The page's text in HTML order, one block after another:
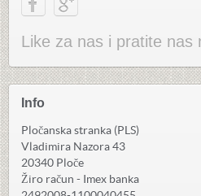
Like za nas i pratite nas
Info
Pločanska stranka (PLS)
Vladimira Nazora 43
20340 Ploče
Žiro račun - Imex banka